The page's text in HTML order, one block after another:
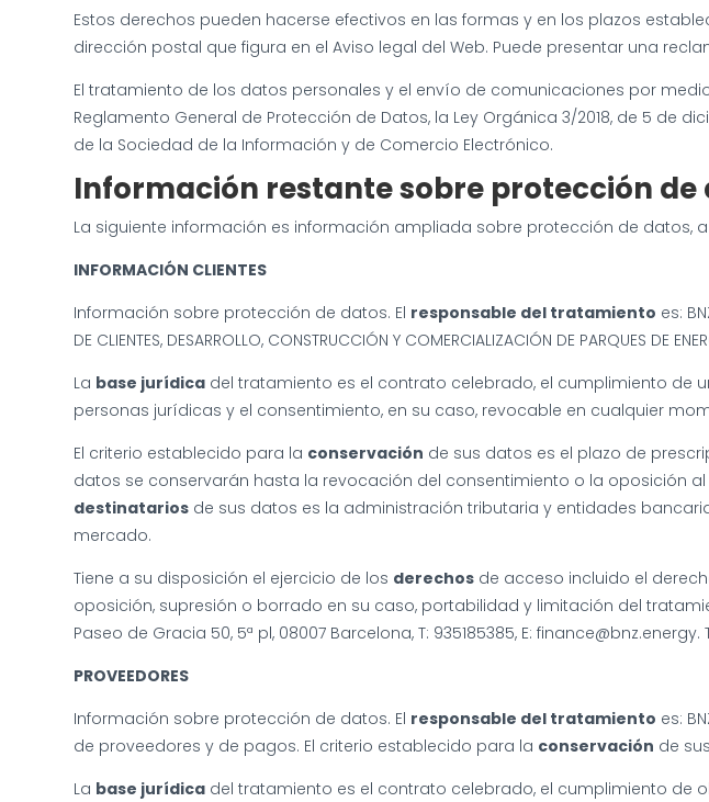
Estos derechos pueden hacerse efectivos en las formas y en los plazos
dirección postal que figura en el Aviso legal del Web. Puede presentar una
El tratamiento de los datos personales y el envío de comunicaciones por
Reglamento General de Protección de Datos, la Ley Orgánica 3/2018, de 5 de
de la Sociedad de la Información y de Comercio Electrónico.
Información restantesobre protección de
La siguiente información es información ampliada sobre protección de datos,
INFORMACIÓN CLIENTES
Información sobre protección de datos. El responsable del tratamiento es:
DE CLIENTES, DESARROLLO, CONSTRUCCIÓN Y COMERCIALIZACIÓN DE PARQUES DE
La base jurídica del tratamiento es el contrato celebrado, el cumplimiento de
personas jurídicas y el consentimiento, en su caso, revocable en cualquier
El criterio establecido para la conservación de sus datos es el plazo de
datos se conservarán hasta la revocación del consentimiento o la oposición
destinatarios de sus datos es la administración tributaria y entidades
mercado.
Tiene a su disposición el ejercicio de los derechos de acceso incluido el
oposición, supresión o borrado en su caso, portabilidad y limitación del
Paseo de Gracia 50, 5ª pl, 08007 Barcelona, T: 935185385, E:
PROVEEDORES
Información sobre protección de datos. El responsable del tratamiento es:
de proveedores y de pagos. El criterio establecido para la conservación de
La base jurídica del tratamiento es el contrato celebrado, el cumplimiento de